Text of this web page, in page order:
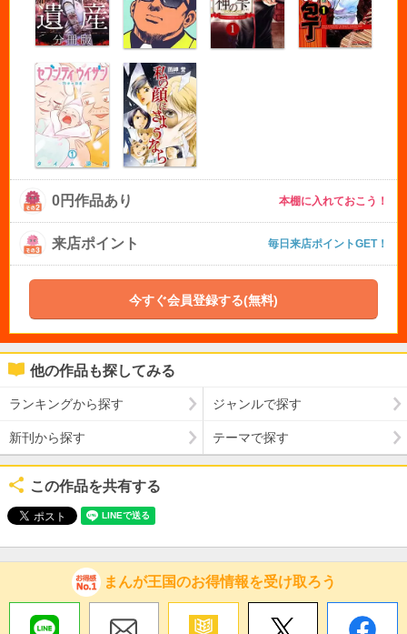
0円作品あり 本棚に入れておこう！
来店ポイント 毎日来店ポイントGET！
今すぐ会員登録する(無料)
他の作品も探してみる
ランキングから探す ジャンルで探す
新刊から探す テーマで探す
この作品を共有する
まんが王国のお得情報を受け取ろう